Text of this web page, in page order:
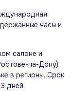
часы и
салоне и
на-Дону)
в регионы. Срок
дней.